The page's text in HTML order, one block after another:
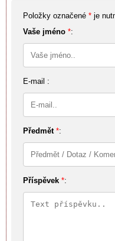
Položky označené * je
Vaše jméno *:
E-mail :
Předmět *:
Příspěvek *: